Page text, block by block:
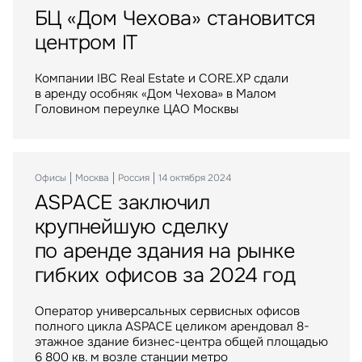
БЦ «Дом Чехова» становится
центром IT
Компании IBC Real Estate и CORE.XP сдали
в аренду особняк «Дом Чехова» в Малом
Головином переулке ЦАО Москвы
Офисы Москва Россия 14 октября 2024
ASPACE заключил
крупнейшую сделку
по аренде здания на рынке
гибких офисов за 2024 год
Оператор универсальных сервисных офисов
полного цикла ASPACE целиком арендовал 8-
этажное здание бизнес-центра общей площадью
6 800 кв. м возле станции метро
Крупнейший российский
маркетплейс расширяется
в Воронеже
Крупнейший российский маркетплейс стал
арендатором логистического комплекса
Москва
ИП «РУСИЧ Холмогоры»
пополнился крупным
арендатором
Крупнейший российский маркетплейс стал
арендатором склада в индустриальном парке
«РУСИЧ Холмогоры» на северо-востоке Москвы
Торговые центры «МЕГА»
стали российским активом
IBC Real Estate выступила консультантом
крупнейшей в истории рынка сделки
по приобретению Группой Газпромбанк сети
Инвестиции Москва Россия 06 апреля 2023
Balchug Capital выкупил
у американских инвесторов
один из крупнейших
московских ТРЦ
ТРЦ "Метрополис" общей площадью 205 тыс. кв.
м. был построен девелопером Capital Partners
Оценка
Управление проектами